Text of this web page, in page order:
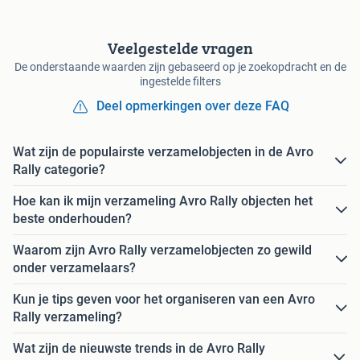
Veelgestelde vragen
De onderstaande waarden zijn gebaseerd op je zoekopdracht en de
ingestelde filters
Deel opmerkingen over deze FAQ
Wat zijn de populairste verzamelobjecten in de Avro
Rally categorie?
Hoe kan ik mijn verzameling Avro Rally objecten het
beste onderhouden?
Waarom zijn Avro Rally verzamelobjecten zo gewild
onder verzamelaars?
Kun je tips geven voor het organiseren van een Avro
Rally verzameling?
Wat zijn de nieuwste trends in de Avro Rally